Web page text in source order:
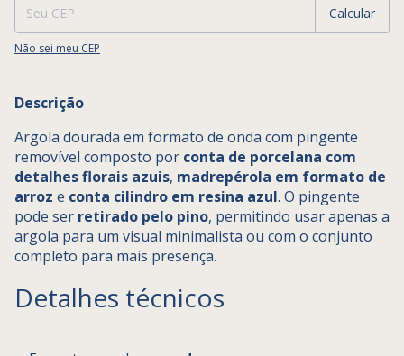
Calcular
Não sei meu CEP
Descrição
Argola dourada em formato de onda com pingente
removível composto por conta de porcelana com
detalhes florais azuis, madrepérola em formato de
arroz e conta cilindro em resina azul. O pingente
pode ser retirado pelo pino, permitindo usar apenas a
argola para um visual minimalista ou com o conjunto
completo para mais presença.
Detalhes técnicos